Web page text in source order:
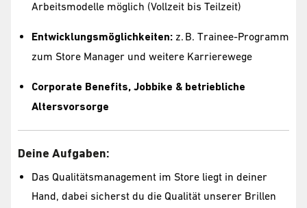
Arbeitsmodelle möglich (Vollzeit bis Teilzeit)
Entwicklungsmöglichkeiten: z. B. Trainee-Programm
zum Store Manager und weitere Karrierewege
Corporate Benefits, Jobbike & betriebliche
Altersvorsorge
Deine Aufgaben:
Das Qualitätsmanagement im Store liegt in deiner
Hand, dabei sicherst du die Qualität unserer Brillen